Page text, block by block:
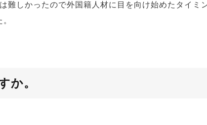
難しかったので外国籍人材に目を向け始めたタイミ
か。